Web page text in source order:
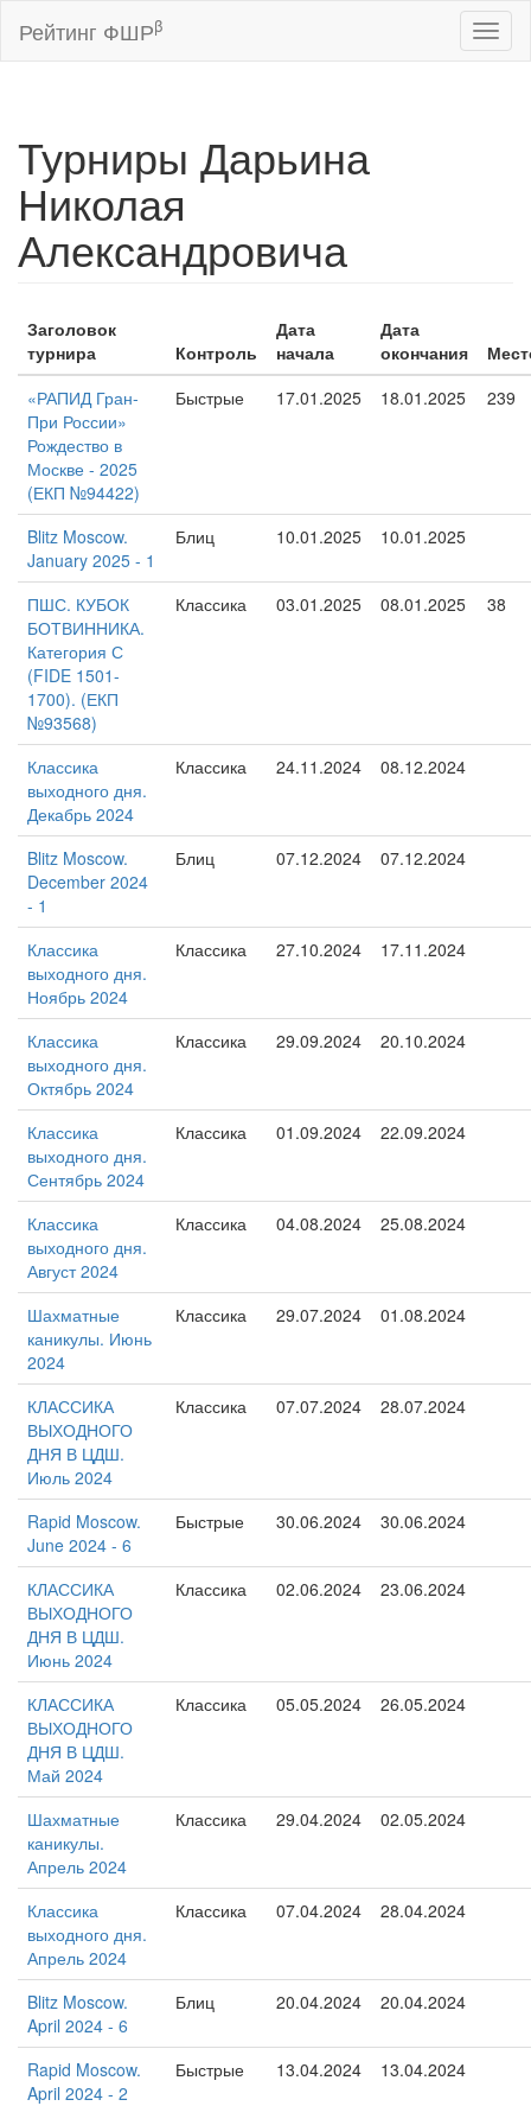
Рейтинг ФШРβ
Турниры Дарьина
Николая
Александровича
Заголовок
турнира
Контроль
Дата
начала
Дата
окончания
«РАПИД Гран-
При России»
Рождество в
Москве - 2025
(ЕКП №94422)
Быстрые 17.01.2025 18.01.2025 239
Blitz Moscow.
January 2025 - 1
Блиц 10.01.2025 10.01.2025
ПШС. КУБОК
БОТВИННИКА.
Категория С
(FIDE 1501-
1700). (ЕКП
№93568)
Классика 03.01.2025 08.01.2025 38
Классика
выходного дня.
Декабрь 2024
Классика 24.11.2024 08.12.2024
Blitz Moscow.
December 2024
- 1
Блиц 07.12.2024 07.12.2024
Классика
выходного дня.
Ноябрь 2024
Классика 27.10.2024 17.11.2024
Классика
выходного дня.
Октябрь 2024
Классика 29.09.2024 20.10.2024
Классика
выходного дня.
Сентябрь 2024
Классика 01.09.2024 22.09.2024
Классика
выходного дня.
Август 2024
Классика 04.08.2024 25.08.2024
Шахматные
каникулы. Июнь
2024
Классика 29.07.2024 01.08.2024
КЛАССИКА
ВЫХОДНОГО
ДНЯ В ЦДШ.
Июль 2024
Классика 07.07.2024 28.07.2024
Rapid Moscow.
June 2024 - 6
Быстрые 30.06.2024 30.06.2024
КЛАССИКА
ВЫХОДНОГО
ДНЯ В ЦДШ.
Июнь 2024
Классика 02.06.2024 23.06.2024
КЛАССИКА
ВЫХОДНОГО
ДНЯ В ЦДШ.
Май 2024
Классика 05.05.2024 26.05.2024
Шахматные
каникулы.
Апрель 2024
Классика 29.04.2024 02.05.2024
Классика
выходного дня.
Апрель 2024
Классика 07.04.2024 28.04.2024
Blitz Moscow.
April 2024 - 6
Блиц 20.04.2024 20.04.2024
Rapid Moscow.
April 2024 - 2
Быстрые 13.04.2024 13.04.2024